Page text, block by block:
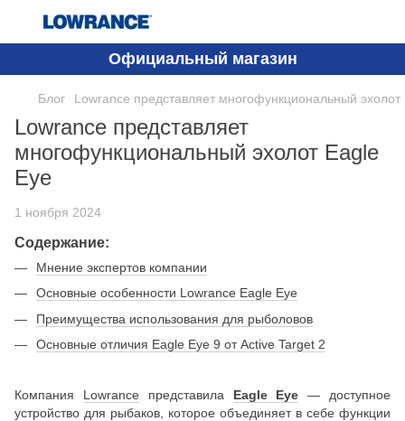
Официальный магазин
Блог Lowrance представляет многофункциональный эхолот
Lowrance представляет
многофункциональный эхолот Eagle
Eye
1 ноября 2024
Содержание:
Мнение экспертов компании
Основные особенности Lowrance Eagle Eye
Преимущества использования для рыболовов
Основные отличия Eagle Eye 9 от Active Target 2
Компания Lowrance представила Eagle Eye
— доступное
устройство для рыбаков, которое объединяет в себе функции